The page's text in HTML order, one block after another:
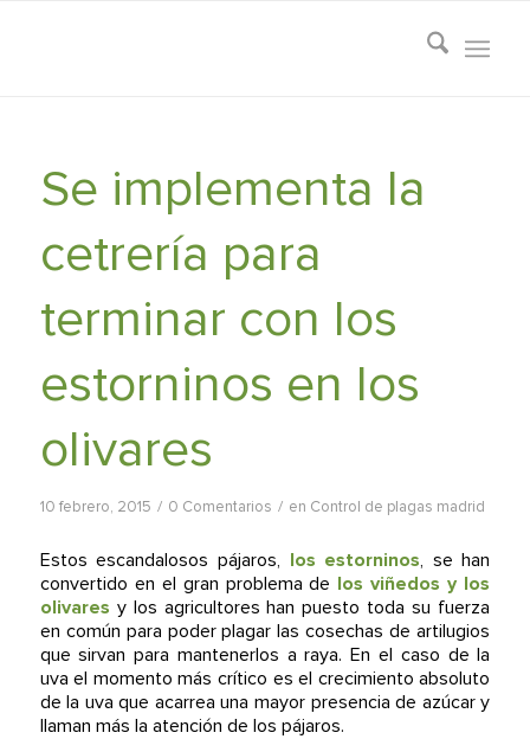
Se implementa la
cetrería para
terminar con los
estorninos en los
olivares
10 febrero, 2015 / 0 Comentarios / en Control de plagas madrid
Estos escandalosos pájaros, los estorninos, se han
convertido en el gran problema de los viñedos y los
olivares y los agricultores han puesto toda su fuerza
en común para poder plagar las cosechas de artilugios
que sirvan para mantenerlos a raya. En el caso de la
uva el momento más crítico es el crecimiento absoluto
de la uva que acarrea una mayor presencia de azúcar y
llaman más la atención de los pájaros.